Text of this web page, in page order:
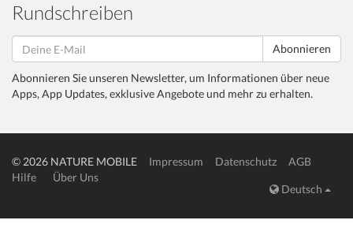
Rundschreiben
Abonnieren
Abonnieren Sie unseren Newsletter, um Informationen über neue
Apps, App Updates, exklusive Angebote und mehr zu erhalten.
© 2026 NATURE MOBILE Impressum Datenschutz
AGB
Hilfe
Über Uns
Deutsch